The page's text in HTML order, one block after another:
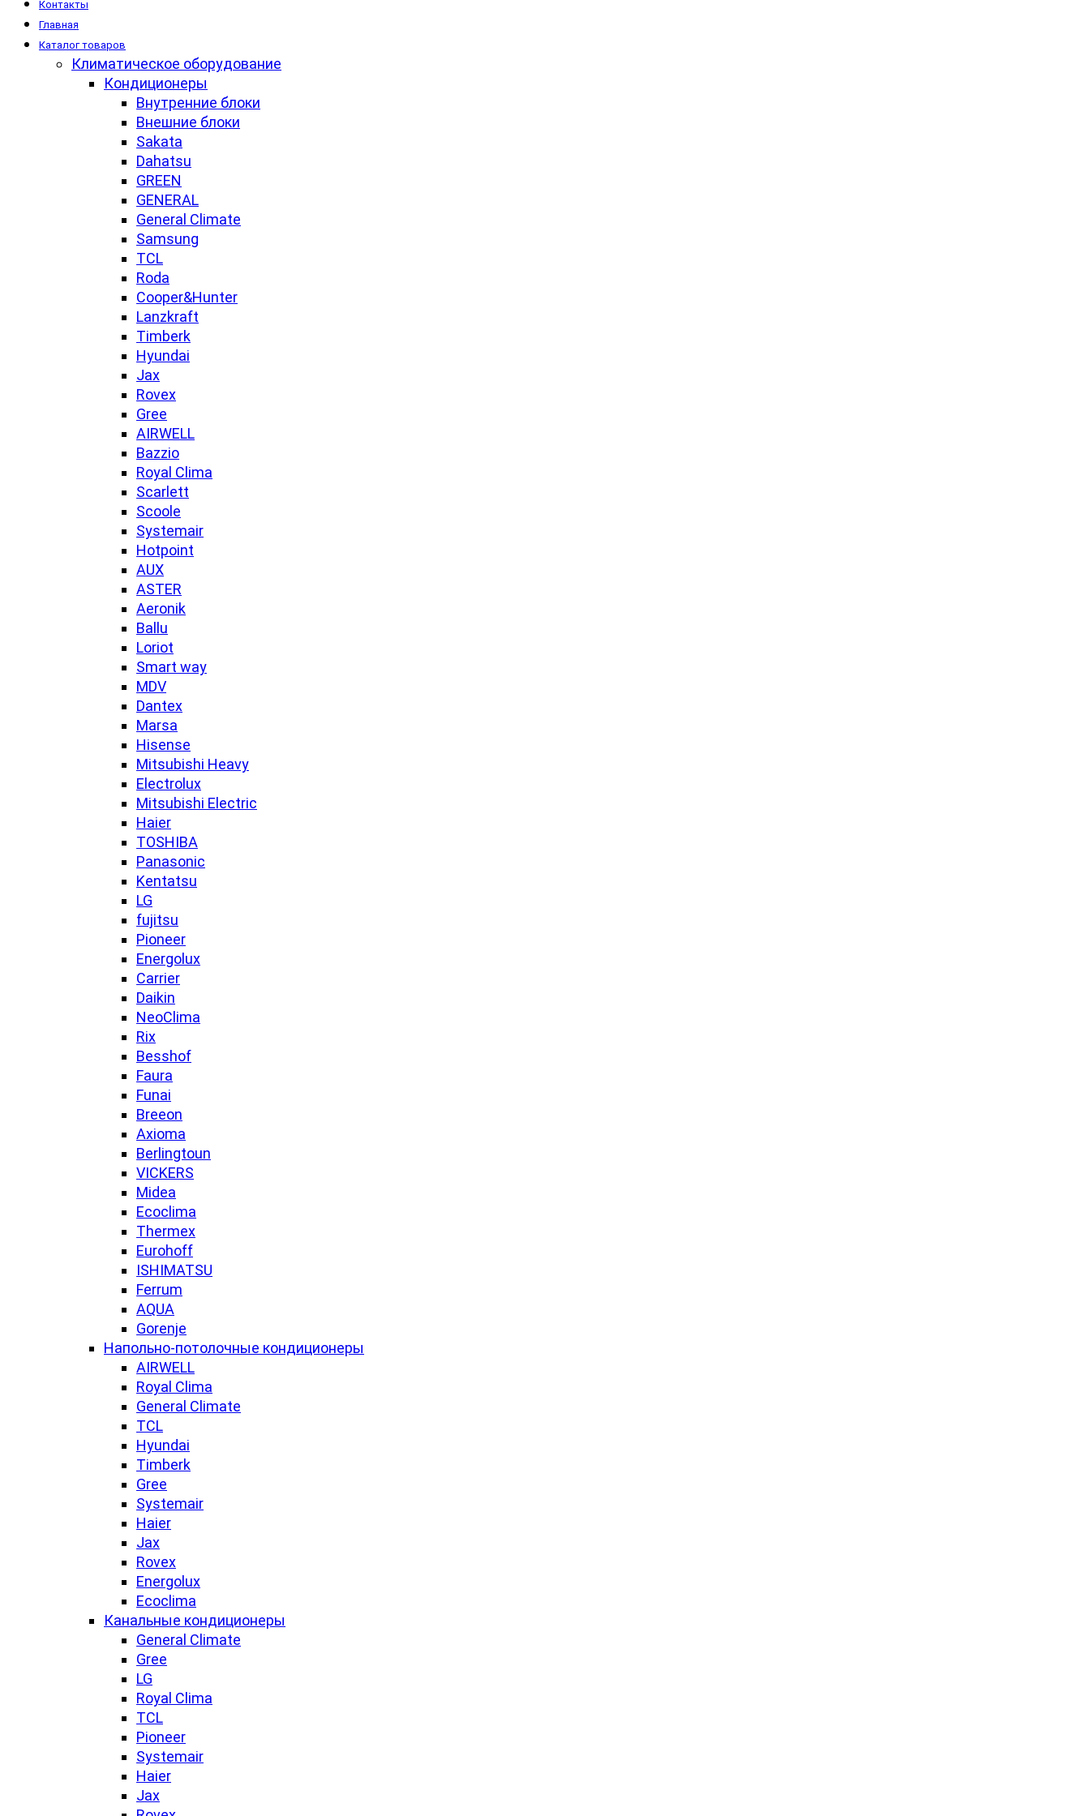
Контакты
Главная
Каталог товаров
Климатическое оборудование
Кондиционеры
Внутренние блоки
Внешние блоки
Sakata
Dahatsu
GREEN
GENERAL
General Climate
Samsung
TCL
Roda
Cooper&Hunter
Lanzkraft
Timberk
Hyundai
Jax
Rovex
Gree
AIRWELL
Bazzio
Royal Clima
Scarlett
Scoole
Systemair
Hotpoint
AUX
ASTER
Aeronik
Ballu
Loriot
Smart way
MDV
Dantex
Marsa
Hisense
Mitsubishi Heavy
Electrolux
Mitsubishi Electric
Haier
TOSHIBA
Panasonic
Kentatsu
LG
fujitsu
Pioneer
Energolux
Carrier
Daikin
NeoClima
Rix
Besshof
Faura
Funai
Breeon
Axioma
Berlingtoun
VICKERS
Midea
Ecoclima
Thermex
Eurohoff
ISHIMATSU
Ferrum
AQUA
Gorenje
Напольно-потолочные кондиционеры
AIRWELL
Royal Clima
General Climate
TCL
Hyundai
Timberk
Gree
Systemair
Haier
Jax
Rovex
Energolux
Ecoclima
Канальные кондиционеры
General Climate
Gree
LG
Royal Clima
TCL
Pioneer
Systemair
Haier
Jax